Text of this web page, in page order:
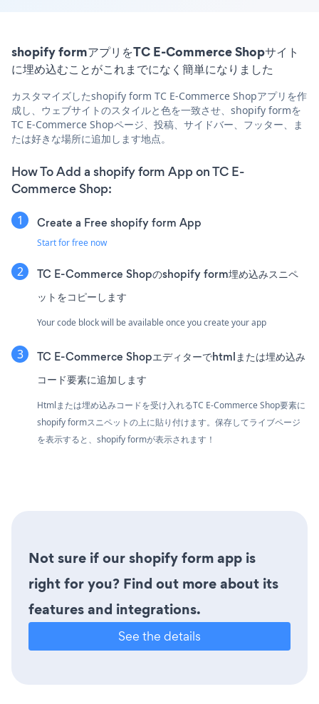
shopify formアプリをTC E-Commerce Shopサイト
に埋め込むことがこれまでになく簡単になりました
カスタマイズしたshopify form TC E-Commerce Shopアプリを作
成し、ウェブサイトのスタイルと色を一致させ、shopify formを
TC E-Commerce Shopページ、投稿、サイドバー、フッター、ま
たは好きな場所に追加します地点。
How To Add a shopify form App on TC E-
Commerce Shop:
Create a Free shopify form App
Start for free now
TC E-Commerce Shopのshopify form埋め込みスニペ
ットをコピーします
Your code block will be available once you create your app
TC E-Commerce Shopエディターでhtmlまたは埋め込み
コード要素に追加します
Htmlまたは埋め込みコードを受け入れるTC E-Commerce Shop要素に
shopify formスニペットの上に貼り付けます。保存してライブページ
を表示すると、shopify formが表示されます！
Not sure if our shopify form app is
right for you? Find out more about its
features and integrations.
See the details